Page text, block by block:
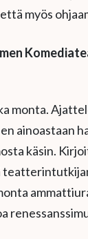
myös
monta.
ainoastaan
käsin.